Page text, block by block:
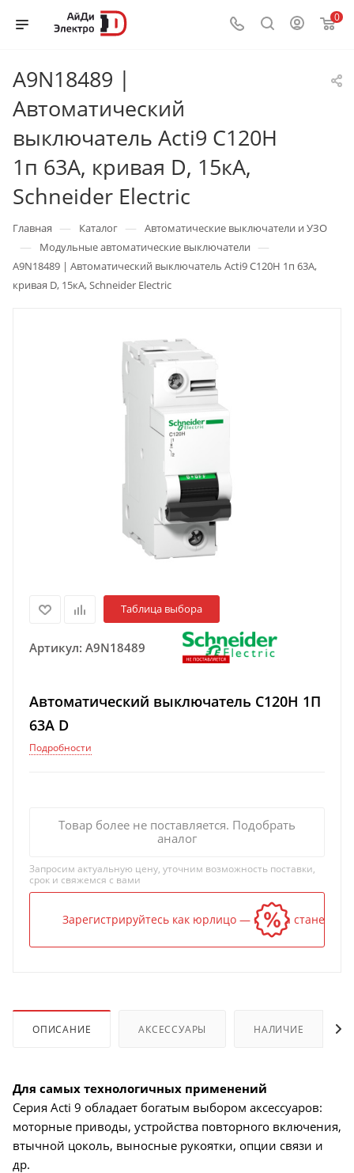
0
A9N18489 |
Автоматический
выключатель Acti9 C120H
1п 63А, кривая D, 15кА,
Schneider Electric
Главная — Каталог — Автоматические выключатели и УЗО
— Модульные автоматические выключатели —
A9N18489 | Автоматический выключатель Acti9 C120H 1п 63А,
кривая D, 15кА, Schneider Electric
Таблица выбора
Артикул: A9N18489
Автоматический выключатель C120H 1П
63A D
Подробности
Товар более не поставляется. Подобрать
аналог
Запросим актуальную цену, уточним возможность поставки,
срок и свяжемся с вами
Зарегистрируйтесь как юрлицо — и цена станет
ОПИСАНИЕ АКСЕССУАРЫ НАЛИЧИЕ
Для самых технологичных применений
Серия Acti 9 обладает богатым выбором аксессуаров:
моторные приводы, устройства повторного включения,
втычной цоколь, выносные рукоятки, опции связи и
др.